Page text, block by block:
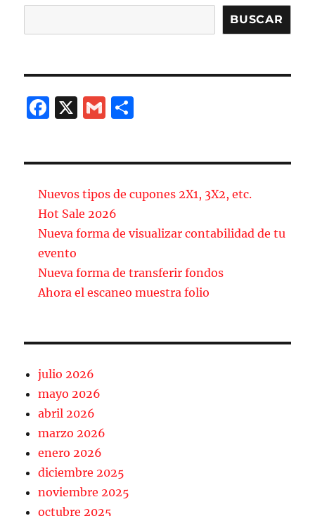
BUSCAR
F
b
o
o
k
X
G
a
ir
Nuevos tipos de cupones 2X1, 3X2, etc.
Hot Sale 2026
Nueva forma de visualizar contabilidad de tu
evento
Nueva forma de transferir fondos
Ahora el escaneo muestra folio
julio 2026
mayo 2026
abril 2026
marzo 2026
enero 2026
diciembre 2025
noviembre 2025
octubre 2025